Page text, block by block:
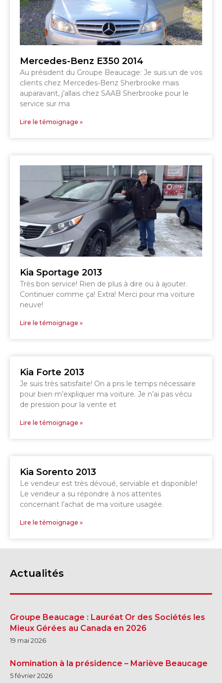
Mercedes-Benz E350 2014
Au président du Groupe Beaucage: Je suis un de vos
clients chez Mercedes-Benz Sherbrooke mais
auparavant, j’allais chez SAAB Sherbrooke pour le
service sur ma
Lire le témoignage »
Kia Sportage 2013
Très bon service! Rien de plus à dire ou à ajouter.
Continuer comme ça! Extra! Merci pour ma voiture
neuve!
Lire le témoignage »
Kia Forte 2013
Je suis très satisfaite! On a pris le temps nécessaire
pour bien m’expliquer ma voiture. Je n’ai pas vécu
de pression pour la vente et
Lire le témoignage »
Kia Sorento 2013
Le vendeur est très dévoué, serviable et disponible!
Le vendeur a su répondre à nos attentes
concernant l’achat de ma voiture usagée.
Lire le témoignage »
Actualités
Groupe Beaucage : Lauréat Or des Sociétés les
Mieux Gérées au Canada en 2026
19 mai 2026
Nomination à la présidence – Mariève Beaucage
5 février 2026
TÉLÉPHONEZ
SHERBROOKE SHERBROOKE
SHERBROOKE
SHERBROOKE
DRUMMONDVILLE
GRANBY
ST-HYACINTHE
GRANBY